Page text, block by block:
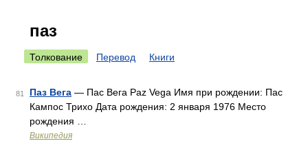
паз
Толкование Перевод Книги
81 Паз Вега — Пас Вега Paz Vega Имя при рождении: Пас
Кампос Трихо Дата рождения: 2 января 1976 Место
рождения …
Википедия